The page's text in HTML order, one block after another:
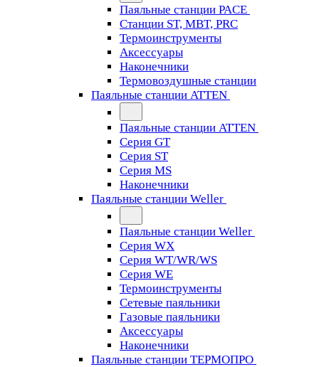
Паяльные станции PACE
Станции ST, MBT, PRC
Термоинструменты
Аксессуары
Наконечники
Термовоздушные станции
Паяльные станции ATTEN
Паяльные станции ATTEN
Серия GT
Серия ST
Серия MS
Наконечники
Паяльные станции Weller
Паяльные станции Weller
Серия WX
Серия WT/WR/WS
Серия WE
Термоинструменты
Сетевые паяльники
Газовые паяльники
Аксессуары
Наконечники
Паяльные станции ТЕРМОПРО